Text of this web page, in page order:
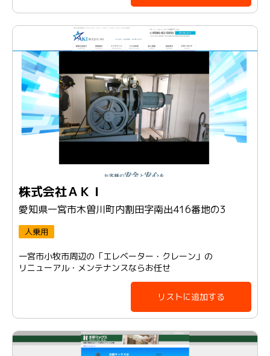
株式会社ＡＫＩ
愛知県一宮市木曽川町内割田字南出416番地の3
人乗用
一宮市小牧市周辺の「エレベーター・クレーン」の
リニューアル・メンテナンスならお任せ
リストに追加する